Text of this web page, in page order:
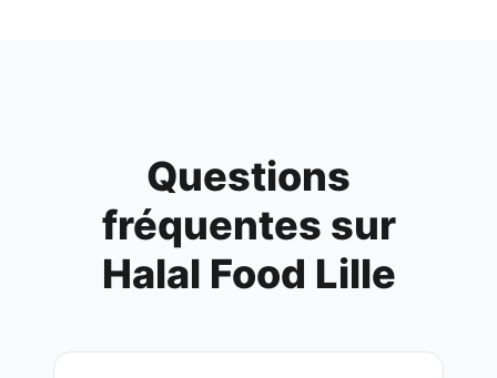
Questions
fréquentes sur
Halal Food Lille